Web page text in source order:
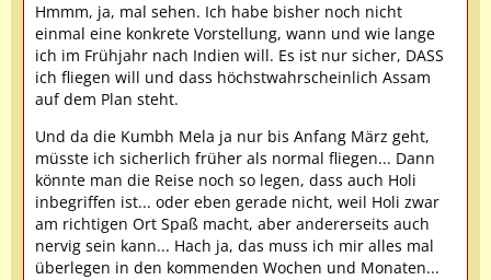
Hmmm, ja, mal sehen. Ich habe bisher noch nicht
einmal eine konkrete Vorstellung, wann und wie lange
ich im Frühjahr nach Indien will. Es ist nur sicher, DASS
ich fliegen will und dass höchstwahrscheinlich Assam
auf dem Plan steht.
Und da die Kumbh Mela ja nur bis Anfang März geht,
müsste ich sicherlich früher als normal fliegen... Dann
könnte man die Reise noch so legen, dass auch Holi
inbegriffen ist... oder eben gerade nicht, weil Holi zwar
am richtigen Ort Spaß macht, aber andererseits auch
nervig sein kann... Hach ja, das muss ich mir alles mal
überlegen in den kommenden Wochen und Monaten...